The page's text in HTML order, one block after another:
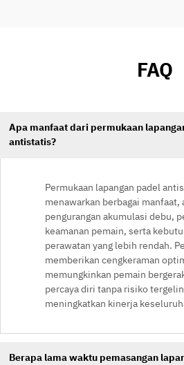
FAQ
Apa manfaat dari permukaan
antistatis?
Permukaan lapangan padel
menawarkan berbagai manfaat,
pengurangan akumulasi debu,
keamanan pemain, serta
perawatan yang lebih rendah.
memberikan cengkeraman
memungkinkan pemain
percaya diri tanpa risiko
meningkatkan kinerja
Berapa lama waktu pemasangan